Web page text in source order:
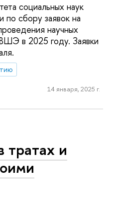
социальных наук
по сбору заявок на
научных
в 2025 году. Заявки
14 января, 2025 г.
тратах и